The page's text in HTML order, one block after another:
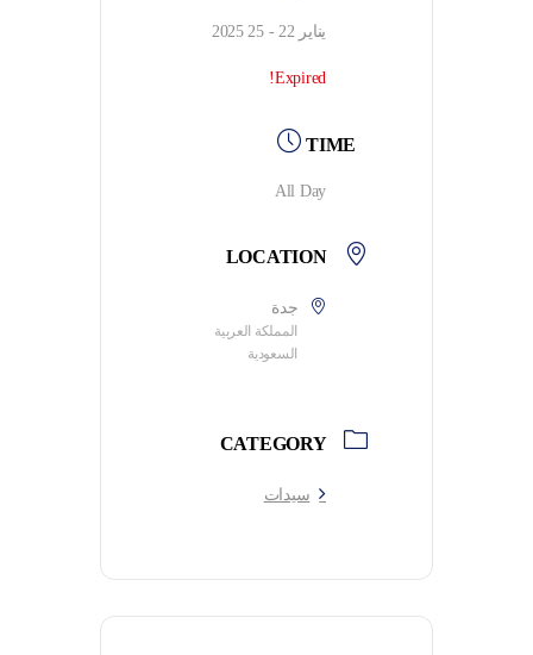
يناير 22 - 25 2025
Expired!
TIME
All Day
LOCATION
جدة
المملكة العربية
السعودية
CATEGORY
سيدات